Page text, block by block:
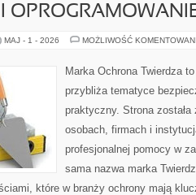
MAJ - 1 - 2026 MOŻLIWOŚĆ
Marka Ochrona Twierdza
przybliża tematyce
praktyczny. Strona
osobach, firmach i
profesjonalnej pomocy w
sama nazwa marka
które w branży ochrony mają